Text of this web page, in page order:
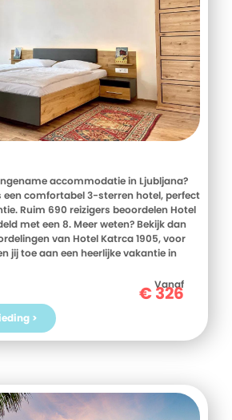
accommodatie in Ljubljana?
een comfortabel 3-sterren hotel, perfect
Ruim 690 reizigers beoordelen Hotel
met een 8. Meer weten? Bekijk dan
van Hotel Katrca 1905, voor
jij toe aan een heerlijke vakantie in
Vanaf
€326
>